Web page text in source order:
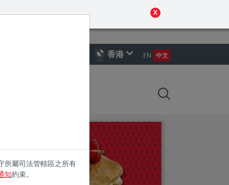
EN 中文
香港
X
所屬司法管轄區之所有
知約束。
YesNo